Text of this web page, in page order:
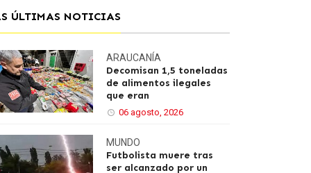
ÚLTIMAS NOTICIAS
ARAUCANÍA
Decomisan 1,5 toneladas
de alimentos ilegales
que eran
06 agosto, 2026
MUNDO
Futbolista muere tras
ser alcanzado por un